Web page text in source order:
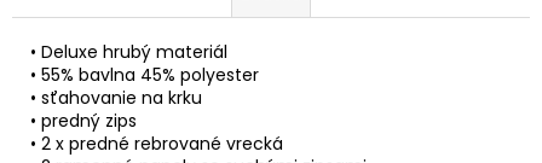
• Deluxe hrubý materiál
• 55% bavlna 45% polyester
• sťahovanie na krku
• predný zips
• 2 x predné rebrované vrecká